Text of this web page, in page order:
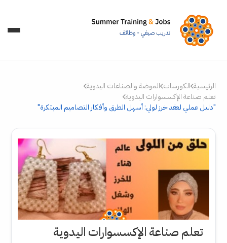
الرئيسية الكورسات الموضة والصناعات اليدوية
تعلم صناعة الإكسسوارات اليدوية
"دليل عملي لعقد خرز لولي: أسهل الطرق وأفكار التصاميم المبتكرة"
تعلم صناعة الإكسسوارات اليدوية